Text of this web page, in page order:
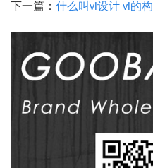
下一篇： 什么叫vi设计 vi的